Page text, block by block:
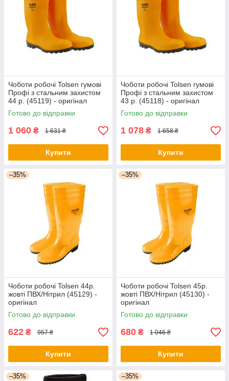
Чоботи робочі Tolsen гумові
Профі з стальним захистом
44 р. (45119) - оригінал
Готово до відправки
1 060 ₴ 1 631 ₴
Купити
Чоботи робочі Tolsen гумові
Профі з стальним захистом
43 р. (45118) - оригінал
Готово до відправки
1 078 ₴ 1 658 ₴
Купити
–35%
Чоботи робочі Tolsen 44р.
жовті ПВХ/Нітрил (45129) -
оригінал
Готово до відправки
622 ₴ 957 ₴
Купити
–35%
Чоботи робочі Tolsen 45р.
жовті ПВХ/Нітрил (45130) -
оригінал
Готово до відправки
680 ₴ 1 046 ₴
Купити
–35% –35%